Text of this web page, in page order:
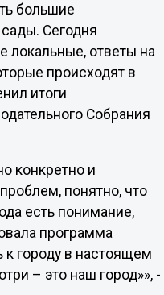
большие
Сегодня
локальные, ответы на
происходят в
итоги
Собрания
конкретно и
понятно, что
есть понимание,
программа
к городу в настоящем
– это наш город»», -